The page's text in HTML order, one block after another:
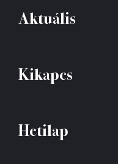
Aktuális
Kikapcs
Hetilap